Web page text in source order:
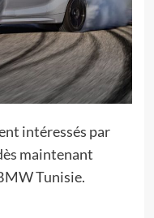
intéressés par
maintenant
Tunisie.